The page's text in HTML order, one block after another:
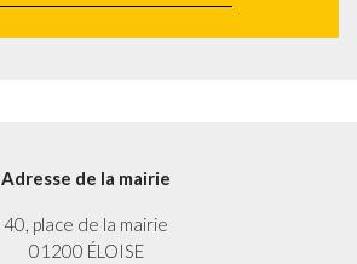
Adresse de la mairie
40, place de la mairie
01200 ÉLOISE